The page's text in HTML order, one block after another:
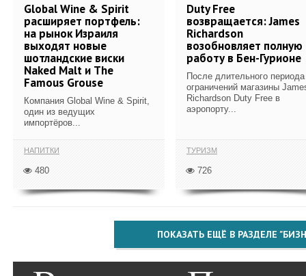
Global Wine & Spirit
расширяет портфель:
на рынок Израиля
выходят новые
шотландские виски
Naked Malt и The
Famous Grouse
Компания Global Wine & Spirit,
один из ведущих
импортёров...
НАПИТКИ
480
Duty Free
возвращается: James
Richardson
возобновляет полную
работу в Бен-Гурионе
После длительного периода
ограничений магазины
Richardson Duty Free в
аэропорту...
ТУРИЗМ
726
ПОКАЗАТЬ ЕЩЁ В РАЗДЕЛЕ